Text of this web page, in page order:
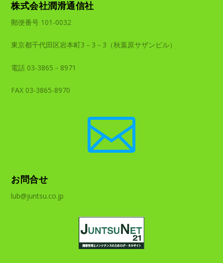
株式会社潤滑通信社
郵便番号 101-0032
東京都千代田区岩本町3－3－3（秋葉原サザンビル）
電話 03-3865－8971
FAX 03-3865-8970

お問合せ
lub@juntsu.co.jp